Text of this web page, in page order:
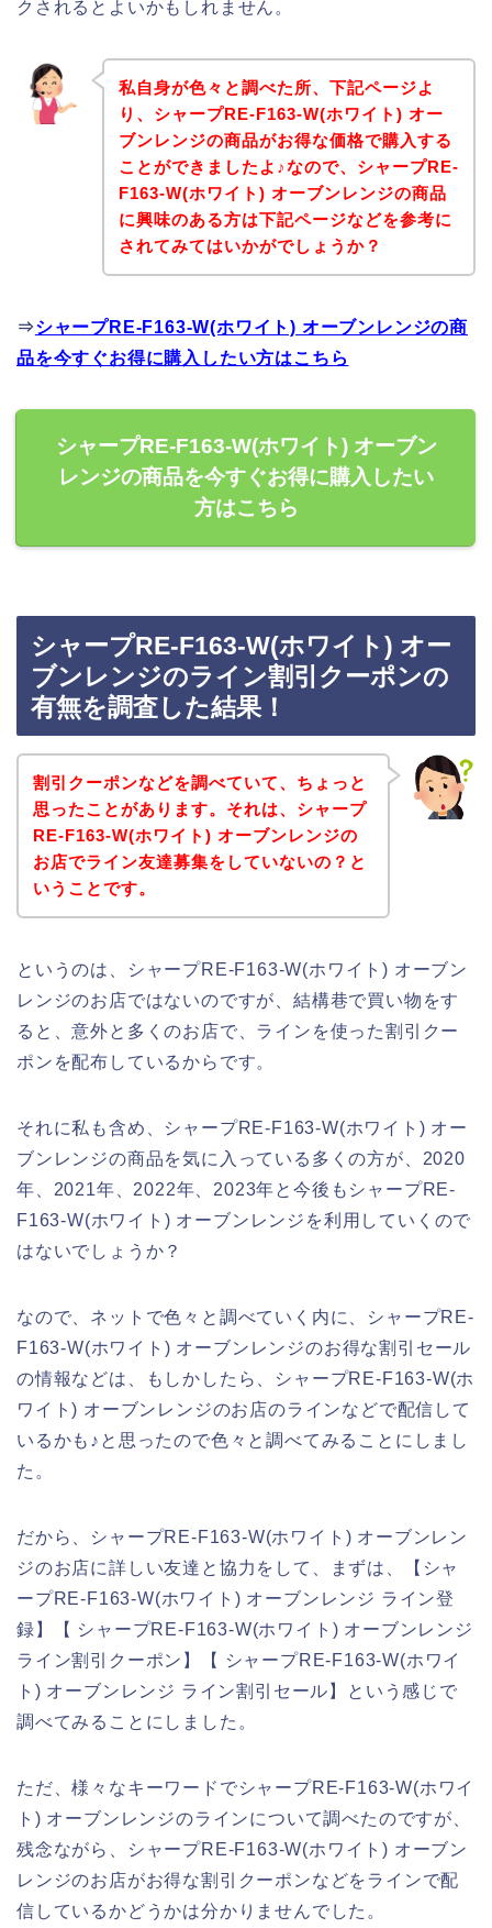
クされるとよいかもしれません。
私自身が色々と調べた所、下記ページよ
り、シャープRE-F163-W(ホワイト) オー
ブンレンジの商品がお得な価格で購入する
ことができましたよ♪なので、シャープRE-
F163-W(ホワイト) オーブンレンジの商品
に興味のある方は下記ページなどを参考に
されてみてはいかがでしょうか？
⇒シャープRE-F163-W(ホワイト) オーブンレンジの商
品を今すぐお得に購入したい方はこちら
シャープRE-F163-W(ホワイト) オーブン
レンジの商品を今すぐお得に購入したい
方はこちら
シャープRE-F163-W(ホワイト) オー
ブンレンジのライン割引クーポンの
有無を調査した結果！
割引クーポンなどを調べていて、ちょっと
思ったことがあります。それは、シャープ
RE-F163-W(ホワイト) オーブンレンジの
お店でライン友達募集をしていないの？と
いうことです。
というのは、シャープRE-F163-W(ホワイト) オーブン
レンジのお店ではないのですが、結構巷で買い物をす
ると、意外と多くのお店で、ラインを使った割引クー
ポンを配布しているからです。
それに私も含め、シャープRE-F163-W(ホワイト) オー
ブンレンジの商品を気に入っている多くの方が、2020
年、2021年、2022年、2023年と今後もシャープRE-
F163-W(ホワイト) オーブンレンジを利用していくので
はないでしょうか？
なので、ネットで色々と調べていく内に、シャープRE-
F163-W(ホワイト) オーブンレンジのお得な割引セール
の情報などは、もしかしたら、シャープRE-F163-W(ホ
ワイト) オーブンレンジのお店のラインなどで配信して
いるかも♪と思ったので色々と調べてみることにしまし
た。
だから、シャープRE-F163-W(ホワイト) オーブンレン
ジのお店に詳しい友達と協力をして、まずは、【シャ
ープRE-F163-W(ホワイト) オーブンレンジ ライン登
録】【 シャープRE-F163-W(ホワイト) オーブンレンジ
ライン割引クーポン】【 シャープRE-F163-W(ホワイ
ト) オーブンレンジ ライン割引セール】という感じで
調べてみることにしました。
ただ、様々なキーワードでシャープRE-F163-W(ホワイ
ト) オーブンレンジのラインについて調べたのですが、
残念ながら、シャープRE-F163-W(ホワイト) オーブン
レンジのお店がお得な割引クーポンなどをラインで配
信しているかどうかは分かりませんでした。